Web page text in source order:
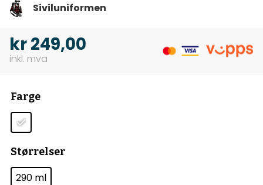
Siviluniformen
kr249,00
Farge
Størrelser
290 ml